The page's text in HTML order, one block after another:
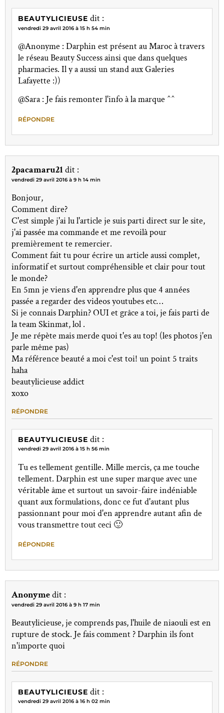
BEAUTYLICIEUSE dit :
vendredi 29 avril 2016 à 15 h 54 min
@Anonyme : Darphin est présent au Maroc à travers
le réseau Beauty Success ainsi que dans quelques
pharmacies. Il y a aussi un stand aux Galeries
Lafayette :))
@Sara : Je fais remonter l'info à la marque ^^
RÉPONDRE
2pacamaru21 dit :
vendredi 29 avril 2016 à 9 h 14 min
Bonjour,
Comment dire?
C'est simple j'ai lu l'article je suis parti direct sur le site,
j'ai passée ma commande et me revoilà pour
premièrement te remercier.
Comment fait tu pour écrire un article aussi complet,
informatif et surtout compréhensible et clair pour tout
le monde?
En 5mn je viens d'en apprendre plus que 4 années
passée a regarder des videos youtubes etc…
Si je connais Darphin? OUI et grâce a toi, je fais parti de
la team Skinmat, lol .
Je me répète mais merde quoi t'es au top! (les photos j'en
parle même pas)
Ma référence beauté a moi c'est toi! un point 5 traits
haha
beautylicieuse addict
xoxo
RÉPONDRE
BEAUTYLICIEUSE dit :
vendredi 29 avril 2016 à 15 h 56 min
Tu es tellement gentille. Mille mercis, ça me touche
tellement. Darphin est une super marque avec une
véritable âme et surtout un savoir-faire indéniable
quant aux formulations, donc ce fut d'autant plus
passionnant pour moi d'en apprendre autant afin de
vous transmettre tout ceci 🙂
RÉPONDRE
Anonymedit :
vendredi 29 avril 2016 à 9 h 17 min
Beautylicieuse, je comprends pas, l'huile de niaouli est en
rupture de stock. Je fais comment ? Darphin ils font
n'importe quoi
RÉPONDRE
BEAUTYLICIEUSE dit :
vendredi 29 avril 2016 à 16 h 02 min